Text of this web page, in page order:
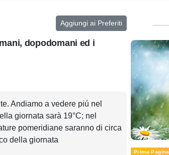
Aggiungi ai Preferiti
dopodomani ed i
Andiamo a vedere piú nel
giornata sarà 19°C; nel
pomeridiane saranno di circa
della giornata
Prima Pagina